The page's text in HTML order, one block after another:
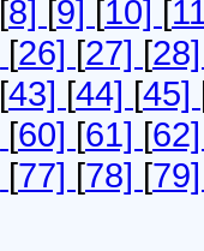
[8] [9] [10] [
[26] [27] [
[43] [44] [45]
[60] [61] [
[77] [78] [